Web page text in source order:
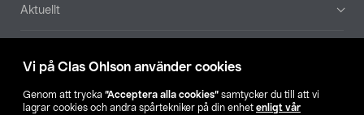
Vi på Clas Ohlson använder cookies
Genom att trycka ”Acceptera alla cookies” samtycker du till att vi
lagrar cookies och andra spårtekniker på din enhet enligt vår
Aktuellt
Hitta butik